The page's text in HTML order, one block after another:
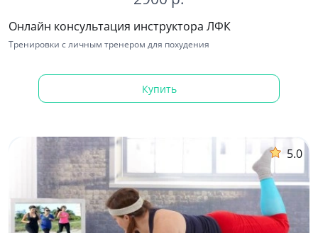
Онлайн консультация инструктора ЛФК
Тренировки с личным тренером для похудения
Купить
-67% 5.0